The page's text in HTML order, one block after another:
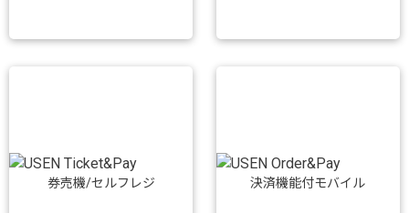
券売機/セルフレジ 決済機能付モバイル